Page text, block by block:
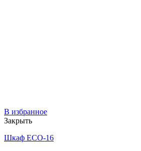
В избранное
Закрыть
Шкаф ECO-16